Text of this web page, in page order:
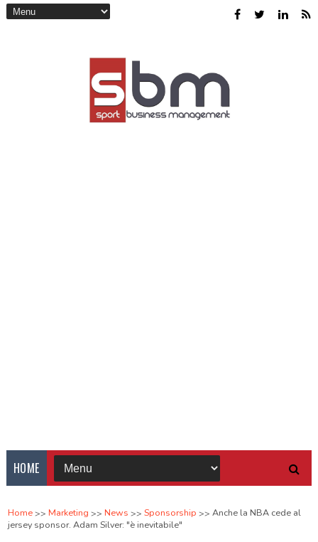
HOME
Home Marketing News Sponsorship
Anche la NBA cede al
jersey sponsor. Adam Silver: "è inevitabile"